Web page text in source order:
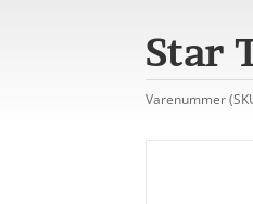
Star
Varenummer